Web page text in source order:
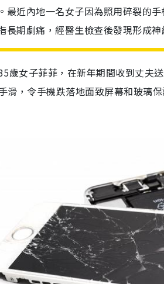
最近內地一名女子因為照用碎裂的
長期劇痛，經醫生檢查後發現形成
歲女子菲菲，在新年期間收到丈夫
滑，令手機跌落地面致屏幕和玻璃